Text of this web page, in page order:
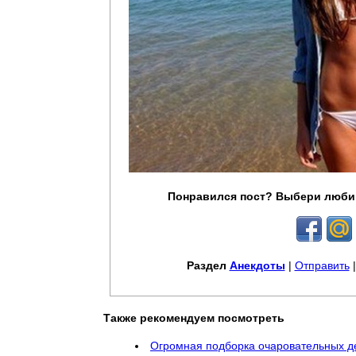
Понравился пост? Выбери
Раздел Анекдоты | Отправить
Также рекомендуем посмотреть
Огромная подборка очаровательных